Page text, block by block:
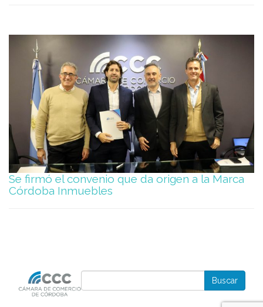
Se firmó el convenio que da origen a la Marca
Córdoba Inmuebles